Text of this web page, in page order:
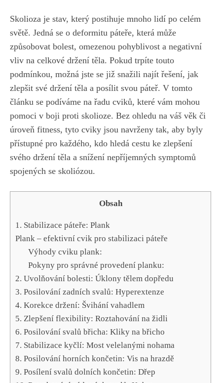
Skolioza je ⁢stav, který​ postihuje mnoho lidí ​po celém
světě. Jedná se ​o ⁤deformitu páteře, která může
způsobovat‍ bolest, omezenou pohyblivost‍ a negativní
vliv na celkové držení těla. Pokud trpíte touto
podmínkou, možná ‌jste se ‌již snažili najít řešení, ⁣jak
zlepšit ‌své ​držení těla a posílit svou⁤ páteř. V tomto
článku se podíváme na řadu⁢ cviků, které vám mohou
pomoci v boji proti skolioze. Bez ohledu na váš věk či
úroveň fitness, tyto cviky jsou navrženy tak,⁣ aby byly
přístupné⁢ pro každého, kdo hledá ‍cestu ke zlepšení
svého⁣ držení těla a snížení nepříjemných symptomů‍
spojených se skoliózou.
Obsah
1. Stabilizace páteře: Plank
Plank – efektivní cvik pro ​stabilizaci‌ páteře
Výhody cviku plank:
Pokyny ⁢pro správné provedení planku:
2. ⁢Uvolňování bolesti: ​Úklony ⁢tělem ‌dopředu
3. Posilování zadních svalů: Hyperextenze
4. Korekce držení: Švihání‍ vahadlem
5. Zlepšení flexibility: Roztahování‌ na židli
6. ‍Posilování svalů břicha: Kliky‍ na⁢ břicho
7. ‍Stabilizace kyčlí: Most velelanými nohama
8. Posilování‍ horních končetin: Vis‍ na ​hrazdě
9. Posílení svalů dolních končetin: Dřep